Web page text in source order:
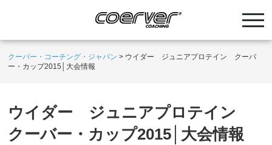
クーバー・コーチング・ジャパン > ウイダー ジュニアプロテイン クーバ
ー・カップ2015│大会情報
ウイダー ジュニアプロテイン
クーバー・カップ2015│大会情報